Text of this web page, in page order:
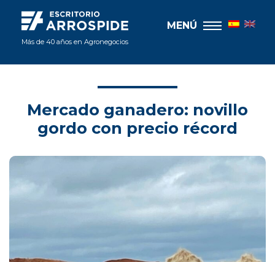
Más de 40 años en Agronegocios
MENÚ
Mercado ganadero: novillo
gordo con precio récord